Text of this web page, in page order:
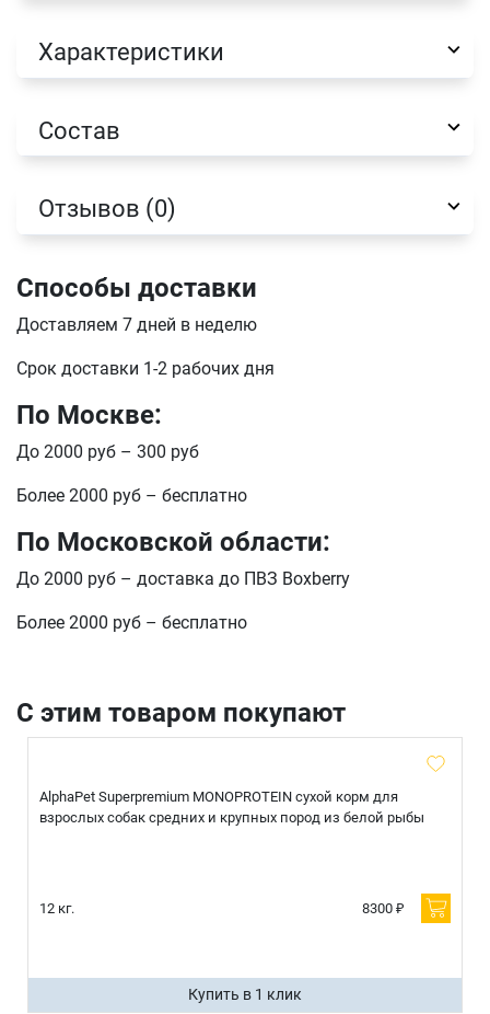
Характеристики
Состав
Отзывов (0)
Способы доставки
Доставляем 7 дней в неделю
Срок доставки 1-2 рабочих дня
По Москве:
До 2000 руб – 300 руб
Более 2000 руб – бесплатно
По Московской области:
До 2000 руб – доставка до ПВЗ Boxberry
Более 2000 руб – бесплатно
С этим товаром покупают
AlphaPet Superpremium MONOPROTEIN сухой корм для
взрослых собак средних и крупных пород из белой рыбы
12 кг. 8300 ₽
Купить в 1 клик
Продолжить покупки
Телефон
отправить